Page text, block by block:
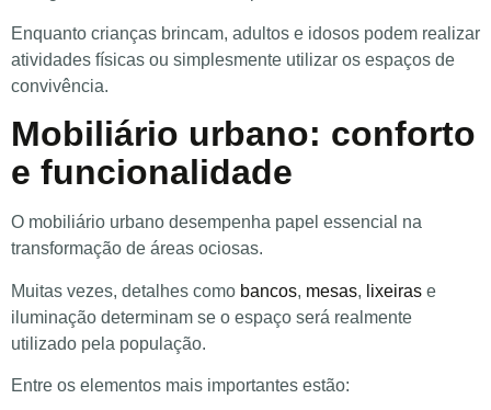
Enquanto crianças brincam, adultos e idosos podem realizar
atividades físicas ou simplesmente utilizar os espaços de
convivência.
Mobiliário urbano: conforto
e funcionalidade
O mobiliário urbano desempenha papel essencial na
transformação de áreas ociosas.
Muitas vezes, detalhes como bancos, mesas, lixeiras e
iluminação determinam se o espaço será realmente
utilizado pela população.
Entre os elementos mais importantes estão: